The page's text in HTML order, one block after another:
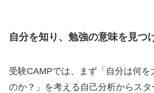
自分を知り、勉強の意味を見つ
受験CAMPでは、まず「自分は何を
のか？」を考える自己分析からスタ